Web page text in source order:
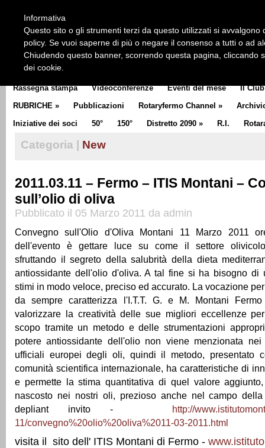
CLUB COMMUNICATOR
Rassegna stampa Videoconferenze Eventi del mese Il Club
RUBRICHE » Pubblicazioni Rotaryfermo Channel »
Iniziative dei soci
50° 150° Distretto 2090 » R.I.
Categoria | New
2011.03.11 – Fermo – ITIS Montani –
sull’olio di oliva
Pubblicato il 05 Marzo 2011 da admin
Convegno sull'Olio d'Oliva Montani 11 Marzo 2011
dell'evento è gettare luce su come il settore
sfruttando il segreto della salubrità della dieta
antiossidante dell'olio d'oliva. A tal fine si ha bisogno di
stimi in modo veloce, preciso ed accurato. La vocazione
da sempre caratterizza l'I.T.T. G. e M. Montani
valorizzare la creatività delle sue migliori eccellenze
scopo tramite un metodo e delle strumentazioni
potere antiossidante dell'olio non viene menzionata
ufficiali europei degli oli, quindi il metodo, presentato
comunità scientifica internazionale, ha caratteristiche di
e permette la stima quantitativa di quel valore
nascosto nei nostri oli, prezioso anche nel campo
depliant invito - http://
11/convegno%20olio%20oliva%2011-03-2011.html
visita il sito dell' ITIS Montani di Fermo -
Informativa
Questo sito o gli strumenti terzi da questo utilizzati si
policy. Se vuoi saperne di più o negare il consenso a tutti o ad
Chiudendo questo banner, scorrendo questa pagina, cliccando
dei cookie.